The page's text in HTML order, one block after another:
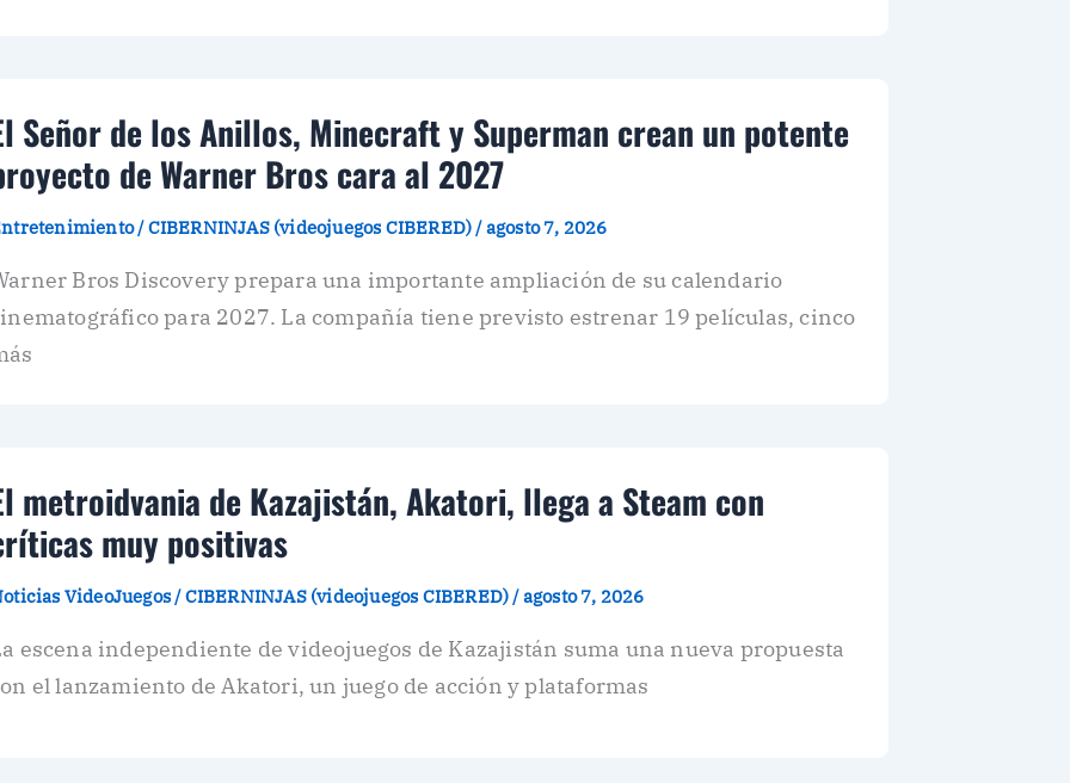
Señor de los Anillos, Minecraft y Superman crean un potente
de Warner Bros cara al 2027
/CIBERNINJAS (videojuegos CIBERED) /agosto 7, 2026
Bros Discovery prepara una importante ampliación de su calendario
para 2027. La compañía tiene previsto estrenar 19 películas, cinco
metroidvania de Kazajistán, Akatori, llega a Steam con
muy positivas
VideoJuegos /CIBERNINJAS (videojuegos CIBERED) /agosto 7, 2026
escena independiente de videojuegos de Kazajistán suma una nueva propuesta
el lanzamiento de Akatori, un juego de acción y plataformas